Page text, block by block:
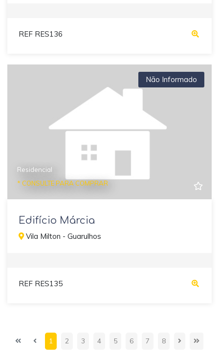
REF RES136
Não Informado
Residencial
* CONSULTE PARA COMPRAR
Edifício Márcia
Vila Milton - Guarulhos
REF RES135
1 2 3 4 5 6 7 8